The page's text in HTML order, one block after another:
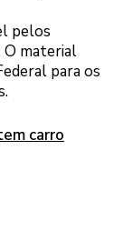
pelos
O material
para os
carro